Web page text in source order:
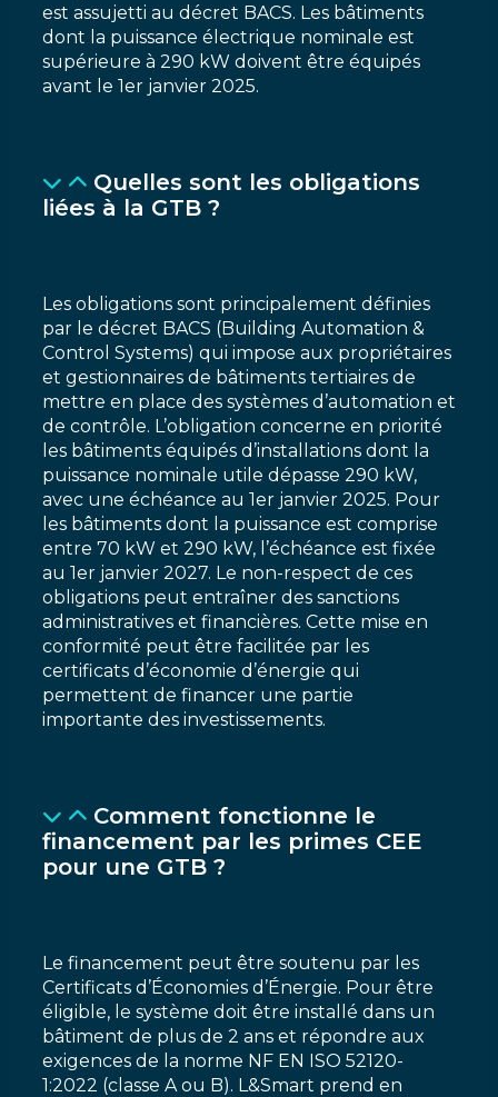
est assujetti au décret BACS. Les bâtiments
dont la puissance électrique nominale est
supérieure à 290 kW doivent être équipés
avant le 1er janvier 2025.
Quelles sont les obligations
liées à la GTB ?
Les obligations sont principalement définies
par le décret BACS (Building Automation &
Control Systems) qui impose aux propriétaires
et gestionnaires de bâtiments tertiaires de
mettre en place des systèmes d’automation et
de contrôle. L’obligation concerne en priorité
les bâtiments équipés d’installations dont la
puissance nominale utile dépasse 290 kW,
avec une échéance au 1er janvier 2025. Pour
les bâtiments dont la puissance est comprise
entre 70 kW et 290 kW, l’échéance est fixée
au 1er janvier 2027. Le non-respect de ces
obligations peut entraîner des sanctions
administratives et financières. Cette mise en
conformité peut être facilitée par les
certificats d’économie d’énergie qui
permettent de financer une partie
importante des investissements.
Comment fonctionne le
financement par les primes CEE
pour une GTB ?
Le financement peut être soutenu par les
Certificats d’Économies d’Énergie. Pour être
éligible, le système doit être installé dans un
bâtiment de plus de 2 ans et répondre aux
exigences de la norme NF EN ISO 52120-
1:2022 (classe A ou B). L&Smart prend en